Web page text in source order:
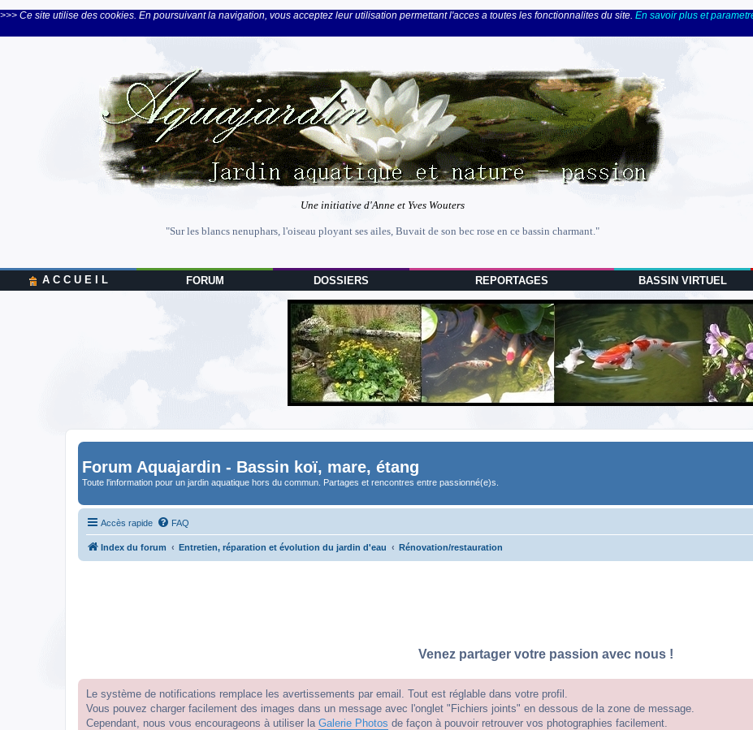
>>> Ce site utilise des cookies. En poursuivant la navigation, vous acceptez leur utilisation permettant l'acces a toutes les fonctionnalites du site. En savoir plus et
Une initiative d'Anne et Yves Wouters
"Sur les blancs nenuphars, l'oiseau ployant ses ailes, Buvait de son bec rose en ce bassin charmant."
A C C U E I L FORUM DOSSIERS REPORTAGES BASSIN VIRTUEL
Forum Aquajardin - Bassin koï, mare, étang
Toute l'information pour un jardin aquatique hors du commun. Partages et rencontres entre passionné(e)s.
Accès rapide FAQ
Index du forum Entretien, réparation et évolution du jardin d'eau Rénovation/restauration
Venez partager votre passion avec nous !
Le système de notifications remplace les avertissements par email. Tout est réglable dans votre profil.
Vous pouvez charger facilement des images dans un message avec l'onglet "Fichiers joints" en dessous de la zone de message.
Cependant, nous vous encourageons à utiliser la Galerie Photos de façon à pouvoir retrouver vos photographies facilement.